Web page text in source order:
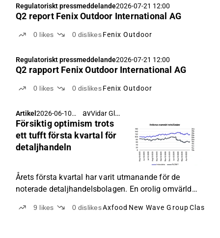
Regulatoriskt pressmeddelande2026-07-21 12:00
Q2 report Fenix Outdoor International AG
0 likes 0 dislikes Fenix Outdoor
Regulatoriskt pressmeddelande2026-07-21 12:00
Q2 rapport Fenix Outdoor International AG
0 likes 0 dislikes Fenix Outdoor
Artikel 2026-06-10
06:11
av Vidar Glans
Försiktig optimism trots
ett tufft första kvartal för
detaljhandeln
Årets första kvartal har varit utmanande för de
noterade detaljhandelsbolagen. En orolig omvärld
bortprioriterat icke-nödvändiga inköp till förmån för
9 likes 0 dislikesAxfood New Wave GroupClas